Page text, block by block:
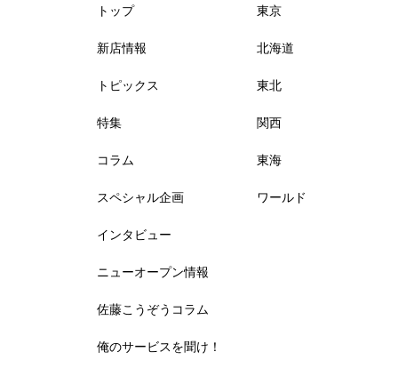
トップ
新店情報
トピックス
特集
コラム
スペシャル企画
インタビュー
ニューオープン情報
佐藤こうぞうコラム
俺のサービスを聞け！
東京
北海道
東北
関西
東海
ワールド